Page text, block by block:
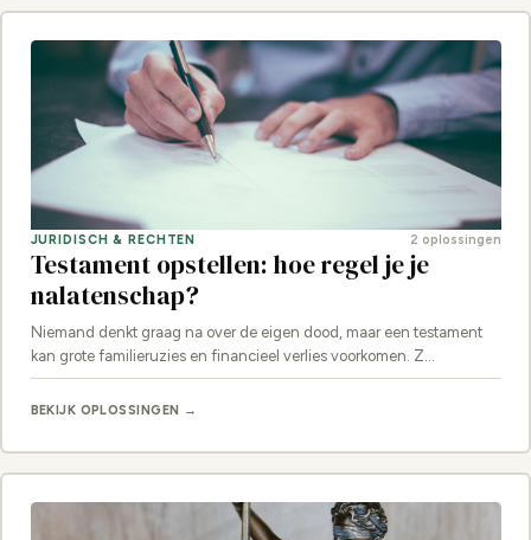
JURIDISCH & RECHTEN 2 oplossingen
Testament opstellen: hoe regel je je
nalatenschap?
Niemand denkt graag na over de eigen dood, maar een testament
kan grote familieruzies en financieel verlies voorkomen. Z…
BEKIJK OPLOSSINGEN →